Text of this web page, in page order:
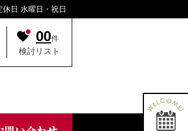
休日 水曜日・祝日
00件
検討リスト